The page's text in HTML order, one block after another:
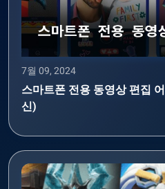
7월 09, 2024
스마트폰 전용 동영상 편집
신)